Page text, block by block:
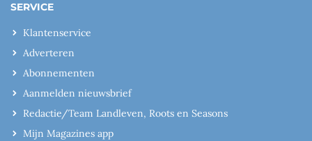
SERVICE
Klantenservice
Adverteren
Abonnementen
Aanmelden nieuwsbrief
Redactie/Team Landleven, Roots en Seasons
Mijn Magazines app